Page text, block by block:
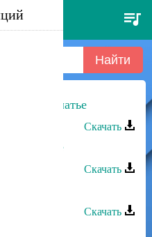
платье
Скачать
платье
Скачать
Скачать